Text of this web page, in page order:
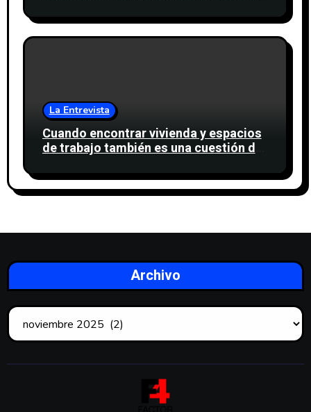
La Entrevista
Cuando encontrar vivienda y espacios
de trabajo también es una cuestión de
Archivo